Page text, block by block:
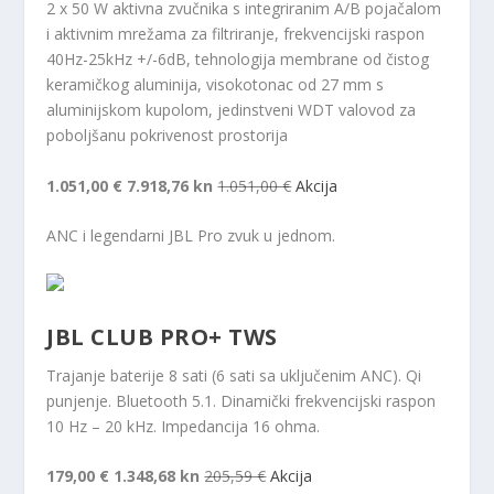
2 x 50 W aktivna zvučnika s integriranim A/B pojačalom
i aktivnim mrežama za filtriranje, frekvencijski raspon
40Hz-25kHz +/-6dB, tehnologija membrane od čistog
keramičkog aluminija, visokotonac od 27 mm s
aluminijskom kupolom, jedinstveni WDT valovod za
poboljšanu pokrivenost prostorija
1.051,00 € 7.918,76 kn 1.051,00 € Akcija
ANC i legendarni JBL Pro zvuk u jednom.
JBL CLUB PRO+ TWS
Trajanje baterije 8 sati (6 sati sa uključenim ANC). Qi
punjenje. Bluetooth 5.1. Dinamički frekvencijski raspon
10 Hz – 20 kHz. Impedancija 16 ohma.
179,00 € 1.348,68 kn 205,59 € Akcija